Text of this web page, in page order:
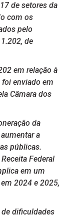
de setores da
com os
pelo
de
em relação à
enviado em
Câmara dos
da
a
públicas.
Federal
em um
2024 e 2025,
dificuldades